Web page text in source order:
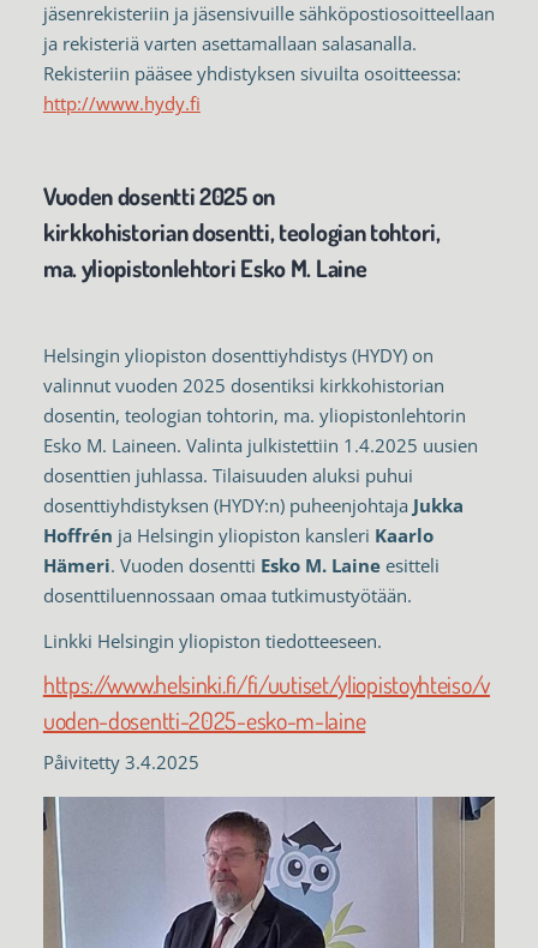
jäsenrekisteriin ja jäsensivuille sähköpostiosoitteellaan
ja rekisteriä varten asettamallaan salasanalla.
Rekisteriin pääsee yhdistyksen sivuilta osoitteessa:
http://www.hydy.fi
Vuoden dosentti 2025 on
kirkkohistorian dosentti, teologian tohtori,
ma. yliopistonlehtori Esko M. Laine
Helsingin yliopiston dosenttiyhdistys (HYDY) on
valinnut vuoden 2025 dosentiksi kirkkohistorian
dosentin, teologian tohtorin, ma. yliopistonlehtorin
Esko M. Laineen. Valinta julkistettiin 1.4.2025 uusien
dosenttien juhlassa. Tilaisuuden aluksi puhui
dosenttiyhdistyksen (HYDY:n) puheenjohtaja Jukka
Hoffrén ja Helsingin yliopiston kansleri Kaarlo
Hämeri. Vuoden dosentti Esko M. Laineesitteli
dosenttiluennossaan omaa tutkimustyötään.
Linkki Helsingin yliopiston tiedotteeseen.
https://www.helsinki.fi/fi/uutiset/yliopistoyhteiso/v
uoden-dosentti-2025-esko-m-laine
Påivitetty 3.4.2025